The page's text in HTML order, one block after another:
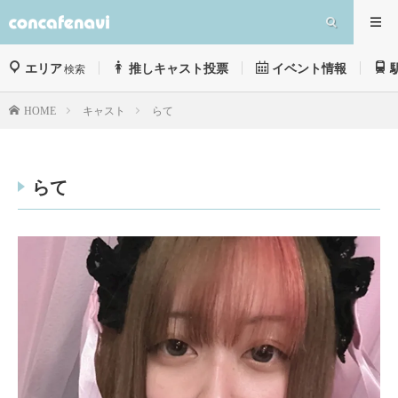
エリア検索 推しキャスト投票 イベント情報
HOME キャスト らて
らて